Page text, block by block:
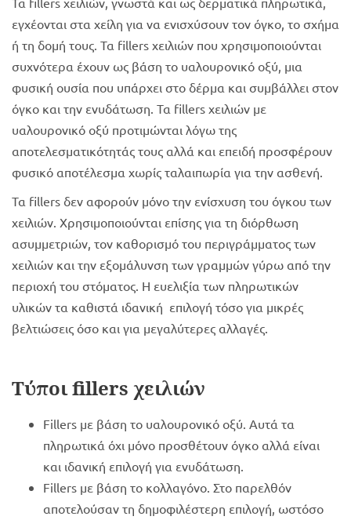
εγχέονται στα χείλη για να ενισχύσουν τον όγκο, το σχήμα
ή τη δομή τους. Τα fillers χειλιών που χρησιμοποιούνται
συχνότερα έχουν ως βάση το υαλουρονικό οξύ, μια
φυσική ουσία που υπάρχει στο δέρμα και συμβάλλει στον
όγκο και την ενυδάτωση. Τα fillers χειλιών με
υαλουρονικό οξύ προτιμώνται λόγω της
αποτελεσματικότητάς τους αλλά και επειδή προσφέρουν
φυσικό αποτέλεσμα χωρίς ταλαιπωρία για την ασθενή.
Τα fillers δεν αφορούν μόνο την ενίσχυση του όγκου των
χειλιών. Χρησιμοποιούνται επίσης για τη διόρθωση
ασυμμετριών, τον καθορισμό του περιγράμματος των
χειλιών και την εξομάλυνση των γραμμών γύρω από την
περιοχή του στόματος. Η ευελιξία των πληρωτικών
υλικών τα καθιστά ιδανική επιλογή τόσο για μικρές
βελτιώσεις όσο και για μεγαλύτερες αλλαγές.
Τύποιfillers χειλιών
Fillers με βάση το υαλουρονικό οξύ. Αυτά τα
πληρωτικά όχι μόνο προσθέτουν όγκο αλλά είναι
και ιδανική επιλογή για ενυδάτωση.
Fillers με βάση το κολλαγόνο. Στο παρελθόν
αποτελούσαν τη δημοφιλέστερη επιλογή, ωστόσο